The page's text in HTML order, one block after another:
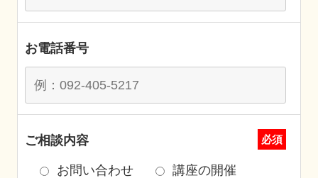
お電話番号
ご相談内容 必須
お問い合わせ
講座の開催